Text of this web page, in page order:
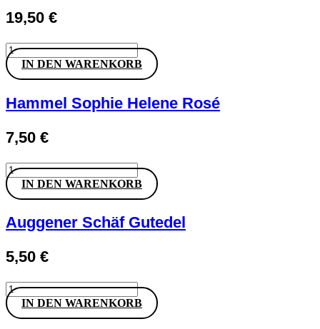
19,50 €
Balnkenhorn
Schliengen
Chardonnay
IN DEN WARENKORB
Hammel Sophie Helene Rosé
7,50 €
Hammel
Sophie
Helene
Menge
IN DEN WARENKORB
Auggener Schäf Gutedel
5,50 €
Auggener
Schäf
Gutedel
IN DEN WARENKORB